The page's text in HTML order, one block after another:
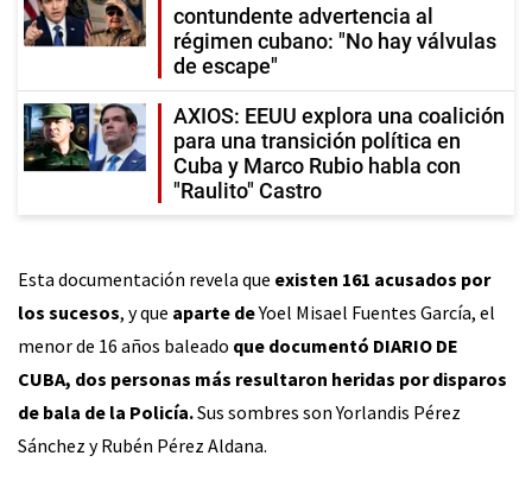
contundente advertencia al
régimen cubano: "No hay válvulas
de escape"
AXIOS: EEUU explora una coalición
para una transición política en
Cuba y Marco Rubio habla con
"Raulito" Castro
Esta documentación revela que existen 161 acusados por
los sucesos, y que aparte deYoel Misael Fuentes García, el
menor de 16 años baleado que documentó DIARIO DE
CUBA, dos personas más resultaron heridas por disparos
de bala de la Policía.Sus sombres son Yorlandis Pérez
Sánchez y Rubén Pérez Aldana.